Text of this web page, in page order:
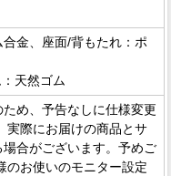
金、座面/背もたれ：ポ
天然ゴム
め、予告なしに仕様変更
実際にお届けの商品とサ
合がございます。予めご
のお使いのモニター設定